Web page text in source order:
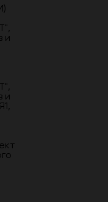
и
и